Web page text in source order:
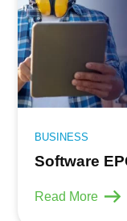
BUSINESS
Software
Read More